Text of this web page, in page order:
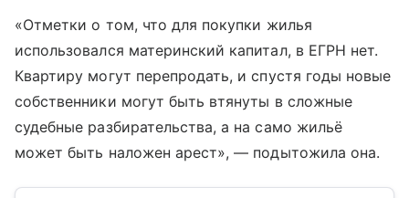
«Отметки о том, что для покупки жилья
использовался материнский капитал, в ЕГРН нет.
Квартиру могут перепродать, и спустя годы новые
собственники могут быть втянуты в сложные
судебные разбирательства, а на само жильё
может быть наложен арест», — подытожила она.